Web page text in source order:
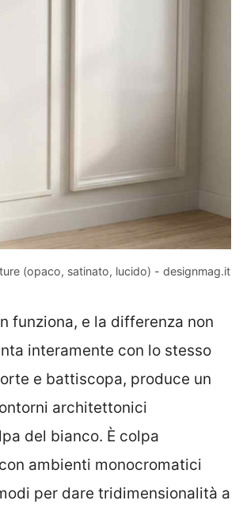
(opaco, satinato, lucido) - designmag.it
funziona, e la differenza non
interamente con lo stesso
e battiscopa, produce un
architettonici
del bianco. È colpa
ambienti monocromatici
per dare tridimensionalità a